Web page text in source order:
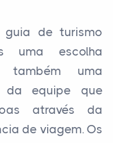
guia de turismo
uma escolha
também uma
da equipe que
através da
de viagem. Os